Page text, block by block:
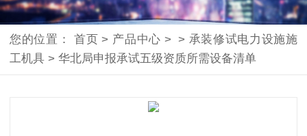
您的位置：首页 > 产品中心 > > 承装修试电力设施施
工机具 > 华北局申报承试五级资质所需设备清单